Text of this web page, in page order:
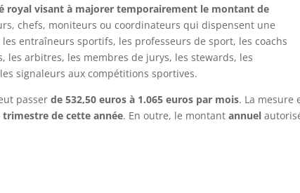
royal visant à majorer temporairement le montant de
chefs, moniteurs ou coordinateurs qui dispensent une
entraîneurs sportifs, les professeurs de sport, les coachs
arbitres, les membres de jurys, les stewards, les
signaleurs aux compétitions sportives.
passerde 532,50 euros à 1.065 euros par mois. La mesure
de cette année. En outre, le montantannuel